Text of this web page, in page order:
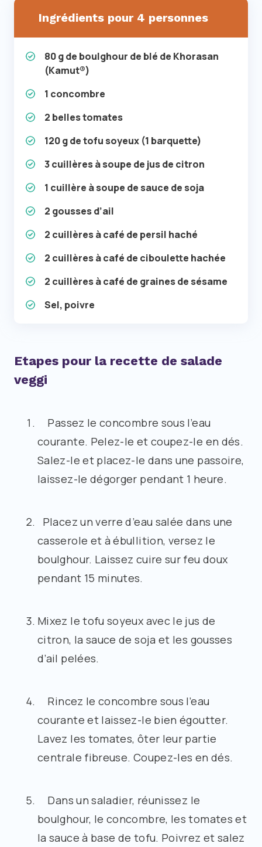
Ingrédients pour 4 personnes
80 g de boulghour de blé de Khorasan
(Kamut®)
1 concombre
2 belles tomates
120 g de tofu soyeux (1 barquette)
3 cuillères à soupe de jus de citron
1 cuillère à soupe de sauce de soja
2 gousses d’ail
2 cuillères à café de persil haché
2 cuillères à café de ciboulette hachée
2 cuillères à café de graines de sésame
Sel, poivre
Etapes pour la recette de salade
veggi
Passez le concombre sous l’eau
courante. Pelez-le et coupez-le en dés.
Salez-le et placez-le dans une passoire,
laissez-le dégorger pendant 1 heure.
Placez un verre d’eau salée dans une
casserole et à ébullition, versez le
boulghour. Laissez cuire sur feu doux
pendant 15 minutes.
Mixez le tofu soyeux avec le jus de
citron, la sauce de soja et les gousses
d’ail pelées.
Rincez le concombre sous l’eau
courante et laissez-le bien égoutter.
Lavez les tomates, ôter leur partie
centrale fibreuse. Coupez-les en dés.
Dans un saladier, réunissez le
boulghour, le concombre, les tomates et
la sauce à base de tofu. Poivrez et salez